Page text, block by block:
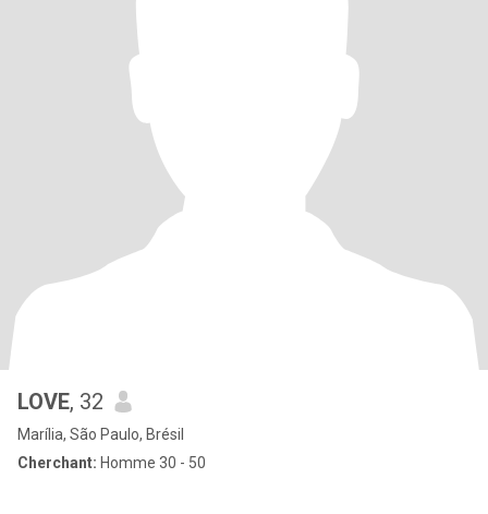
LOVE, 32
Marília, São Paulo, Brésil
Cherchant: Homme 30 - 50